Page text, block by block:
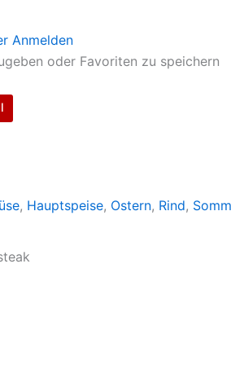
Anmelden
oder Favoriten zu speichern
, Hauptspeise, Ostern, Rind,